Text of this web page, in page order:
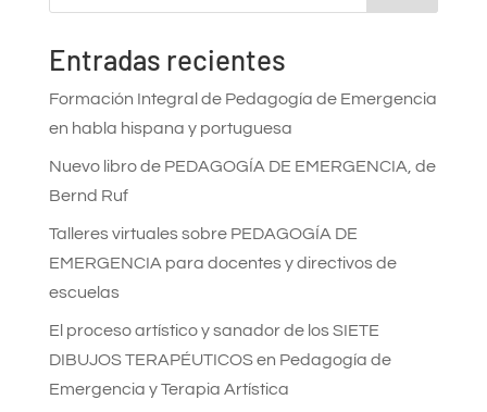
Entradas recientes
Formación Integral de Pedagogía de Emergencia
en habla hispana y portuguesa
Nuevo libro de PEDAGOGÍA DE EMERGENCIA, de
Bernd Ruf
Talleres virtuales sobre PEDAGOGÍA DE
EMERGENCIA para docentes y directivos de
escuelas
El proceso artístico y sanador de los SIETE
DIBUJOS TERAPÉUTICOS en Pedagogía de
Emergencia y Terapia Artística